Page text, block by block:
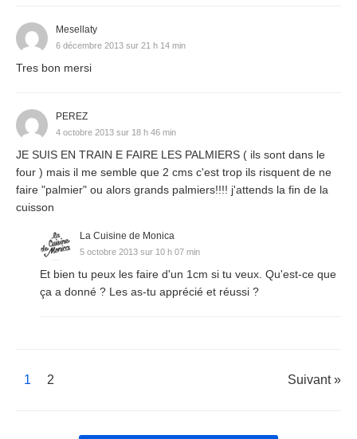
Mesellaty
6 décembre 2013 sur 21 h 14 min
Tres bon mersi
PEREZ
4 octobre 2013 sur 18 h 46 min
JE SUIS EN TRAIN E FAIRE LES PALMIERS ( ils sont dans le
four ) mais il me semble que 2 cms c'est trop ils risquent de ne
faire "palmier" ou alors grands palmiers!!!! j'attends la fin de la
cuisson
La Cuisine de Monica
5 octobre 2013 sur 10 h 07 min
Et bien tu peux les faire d'un 1cm si tu veux. Qu'est-ce que
ça a donné ? Les as-tu apprécié et réussi ?
1 2 Suivant »